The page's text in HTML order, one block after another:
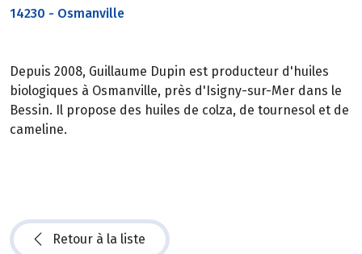
14230 - Osmanville
Depuis 2008, Guillaume Dupin est producteur d'huiles
biologiques à Osmanville, près d'Isigny-sur-Mer dans le
Bessin. Il propose des huiles de colza, de tournesol et de
cameline.
Retour à la liste